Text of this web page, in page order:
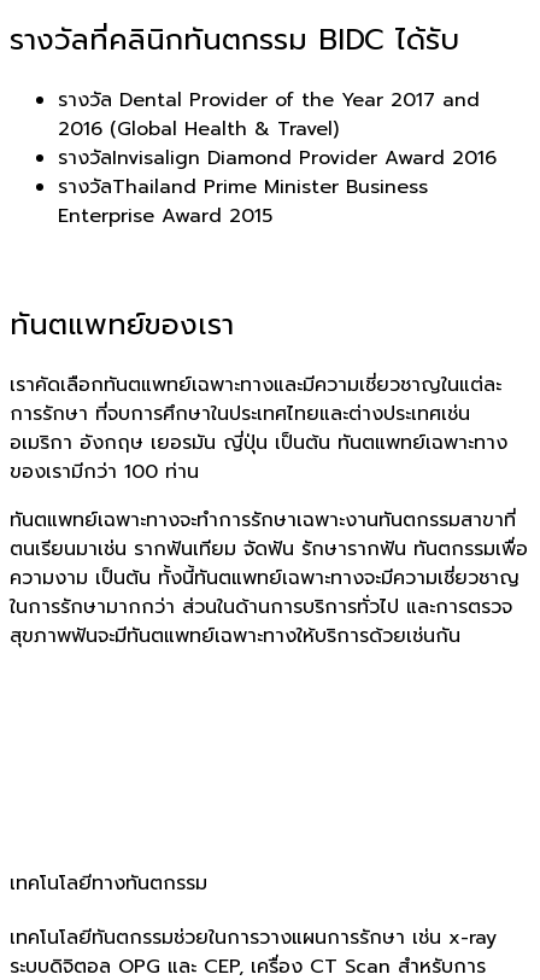
รางวัลที่คลินิกทันตกรรม BIDC ได้รับ
รางวัล Dental Provider of the Year 2017 and
2016 (Global Health & Travel)
รางวัลInvisalign Diamond Provider Award 2016
รางวัลThailand Prime Minister Business
Enterprise Award 2015
ทันตแพทย์ของเรา
เราคัดเลือกทันตแพทย์เฉพาะทางและมีความเชี่ยวชาญในแต่ละ
การรักษา ที่จบการศึกษาในประเทศไทยและต่างประเทศเช่น
อเมริกา อังกฤษ เยอรมัน ญี่ปุ่น เป็นต้น ทันตแพทย์เฉพาะทาง
ของเรามีกว่า 100 ท่าน
ทันตแพทย์เฉพาะทางจะทำการรักษาเฉพาะงานทันตกรรมสาขาที่
ตนเรียนมาเช่น รากฟันเทียม จัดฟัน รักษารากฟัน ทันตกรรมเพื่อ
ความงาม เป็นต้น ทั้งนี้ทันตแพทย์เฉพาะทางจะมีความเชี่ยวชาญ
ในการรักษามากกว่า ส่วนในด้านการบริการทั่วไป และการตรวจ
สุขภาพฟันจะมีทันตแพทย์เฉพาะทางให้บริการด้วยเช่นกัน
เทคโนโลยีทางทันตกรรม
เทคโนโลยีทันตกรรมช่วยในการวางแผนการรักษา เช่น x-ray
ระบบดิจิตอล OPG และ CEP, เครื่อง CT Scan สำหรับการ